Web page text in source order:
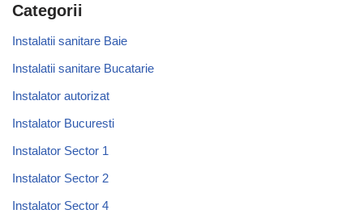
Categorii
Instalatii sanitare Baie
Instalatii sanitare Bucatarie
Instalator autorizat
Instalator Bucuresti
Instalator Sector 1
Instalator Sector 2
Instalator Sector 4